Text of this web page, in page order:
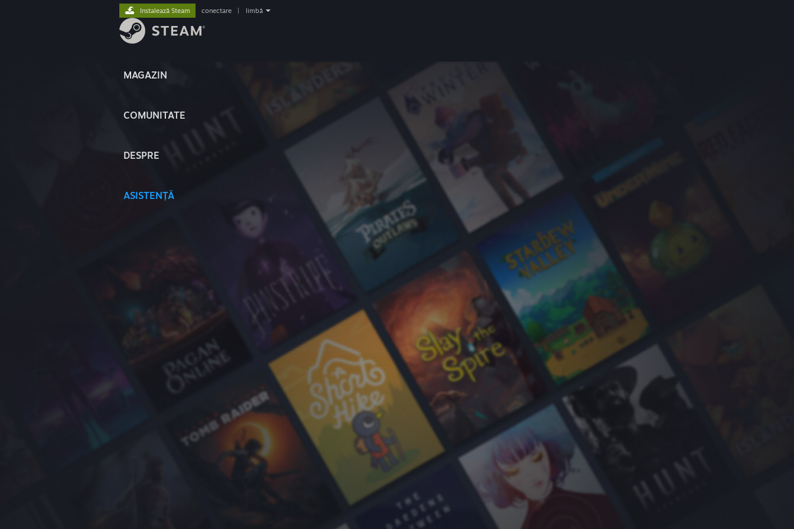
MAGAZIN
COMUNITATE
DESPRE
ASISTENȚĂ
Instalează Steam conectare limbă